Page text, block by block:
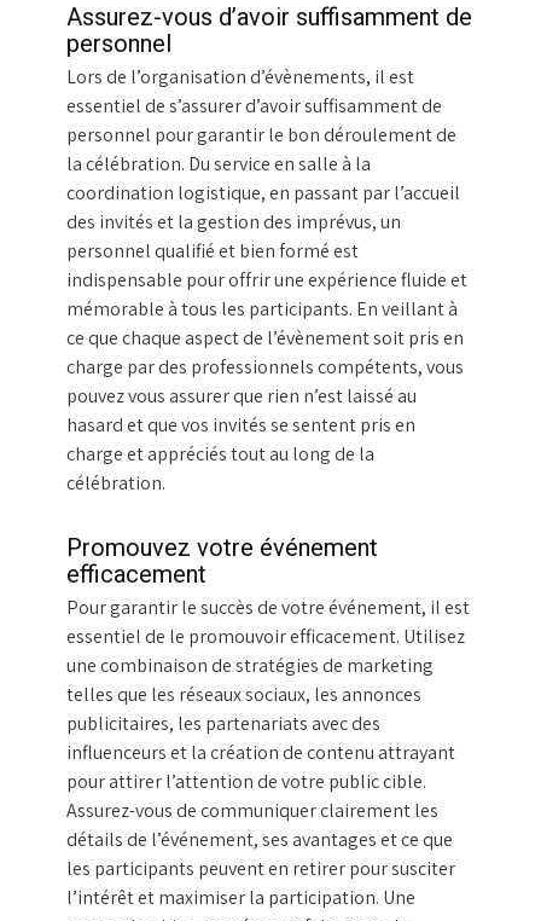
Assurez-vous d’avoir suffisamment de
personnel
Lors de l’organisation d’évènements, il est
essentiel de s’assurer d’avoir suffisamment de
personnel pour garantir le bon déroulement de
la célébration. Du service en salle à la
coordination logistique, en passant par l’accueil
des invités et la gestion des imprévus, un
personnel qualifié et bien formé est
indispensable pour offrir une expérience fluide et
mémorable à tous les participants. En veillant à
ce que chaque aspect de l’évènement soit pris en
charge par des professionnels compétents, vous
pouvez vous assurer que rien n’est laissé au
hasard et que vos invités se sentent pris en
charge et appréciés tout au long de la
célébration.
Promouvez votre événement
efficacement
Pour garantir le succès de votre événement, il est
essentiel de le promouvoir efficacement. Utilisez
une combinaison de stratégies de marketing
telles que les réseaux sociaux, les annonces
publicitaires, les partenariats avec des
influenceurs et la création de contenu attrayant
pour attirer l’attention de votre public cible.
Assurez-vous de communiquer clairement les
détails de l’événement, ses avantages et ce que
les participants peuvent en retirer pour susciter
l’intérêt et maximiser la participation. Une